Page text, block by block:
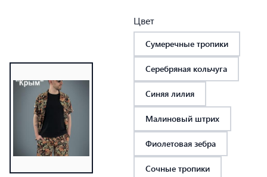
Цвет
Сумеречные тропики
Серебряная кольчуга
Синяя лилия
Малиновый штрих
Фиолетовая зебра
Сочные тропики